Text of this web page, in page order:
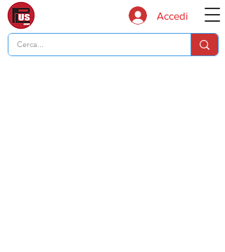
Accedi